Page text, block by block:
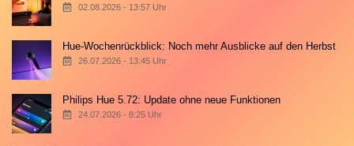
02.08.2026 - 13:57 Uhr
Hue-Wochenrückblick: Noch mehr Ausblicke auf den Herbst
26.07.2026 - 13:45 Uhr
Philips Hue 5.72: Update ohne neue Funktionen
24.07.2026 - 8:25 Uhr